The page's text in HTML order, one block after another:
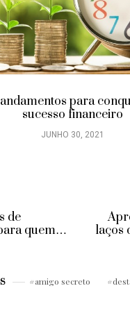
para
sucesso financeiro
JUNHO 30, 2021
de
quem
laços
amigo secreto